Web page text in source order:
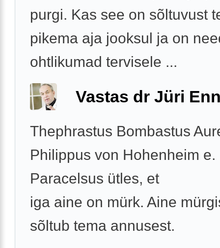
purgi. Kas see on sõltuvust
pikema aja jooksul ja on
ohtlikumad tervisele ...
Vastas dr Jüri
Thephrastus Bombastus
Philippus von Hohenheim e.
Paracelsus ütles, et
iga aine on mürk. Aine
sõltub tema annusest.